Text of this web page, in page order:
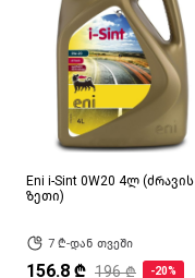
Eni i-Sint 0W20 4ლ (ძრავის
ზეთი)
7 ₾-დან თვეში
156.8 ₾ 196 ₾ -20%